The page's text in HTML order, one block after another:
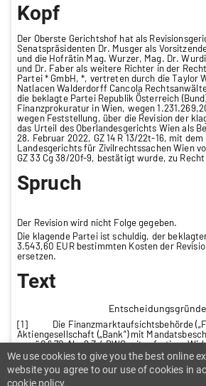
Kopf
Der Oberste Gerichtshof hat als
Senatspräsidenten Dr. Musger als
und die Hofrätin Mag. Wurzer, Mag. Dr.
und Dr. Faber als weitere Richter in der
Partei * GmbH, *, vertreten durch die Taylor
Natlacen Walderdorff Cancola
die beklagte Partei Republik Österreich
Finanzprokuratur in Wien, wegen
wegen Feststellung, über die Revision der
das Urteil des Oberlandesgerichts Wien als
28. Februar 2022, GZ 14 R 13/22t-16, mit
Landesgerichts für Zivilrechtssachen Wien
GZ 33 Cg 38/20f-9, bestätigt wurde, zu
Spruch
Der Revision wird nicht Folge gegeben.
Die klagende Partei ist schuldig, der
3.543,60 EUR bestimmten Kosten der
ersetzen.
Text
[1] Die Finanzmarktaufsichtsbehörde
Aktiengesellschaft („Bank“) mit
gemäß § 70 Abs 2 Z 4 BWG mit sofortiger
Vornahme von Bankgeschäften. In der
Ermittlungsverfahren wegen des Verdachts
der Untreue gegen Verantwortliche der
29. 7. 2020 das Insolvenzverfahren über ihr
We use cookies to give you the best online
website you agree to our use of cookies in
cookie policy.